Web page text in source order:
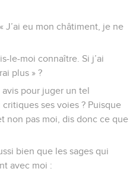
J’ai eu mon châtiment, je ne
le-moi connaître. Si j’ai
plus » ?
pour juger un tel
ses voies ? Puisque
non pas moi, dis donc ce que
bien que les sages qui
avec moi :